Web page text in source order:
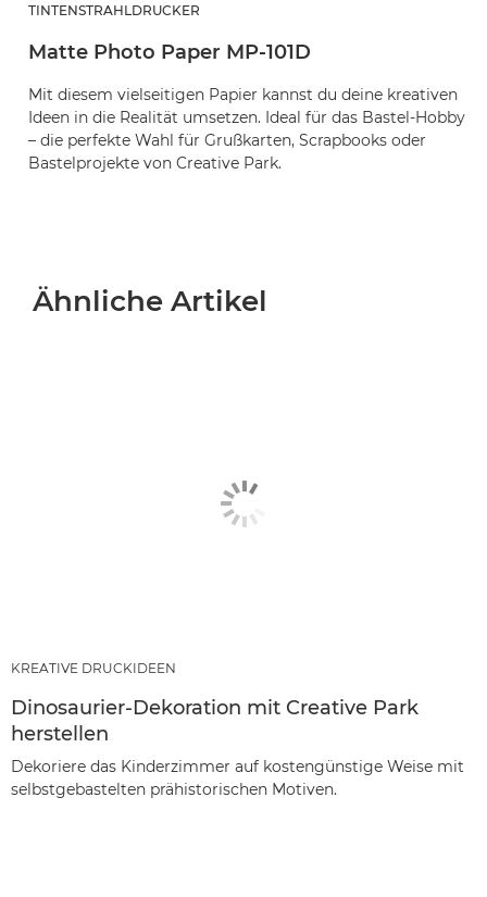
TINTENSTRAHLDRUCKER
Matte Photo Paper MP-101D
Mit diesem vielseitigen Papier kannst du deine kreativen
Ideen in die Realität umsetzen. Ideal für das Bastel-Hobby
– die perfekte Wahl für Grußkarten, Scrapbooks oder
Bastelprojekte von Creative Park.
Ähnliche Artikel
KREATIVE DRUCKIDEEN
Dinosaurier-Dekoration mit Creative Park
herstellen
Dekoriere das Kinderzimmer auf kostengünstige Weise mit
selbstgebastelten prähistorischen Motiven.